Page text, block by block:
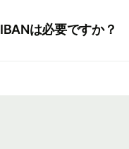
IBANは必要ですか？